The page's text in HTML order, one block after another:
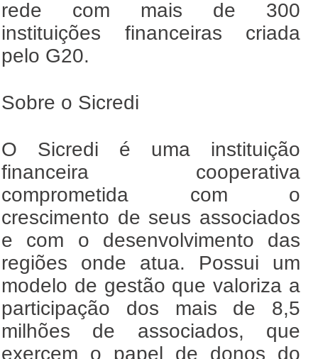
rede com mais de 300
instituições financeiras criada
pelo G20.
Sobre o Sicredi
O Sicredi é uma instituição
financeira cooperativa
comprometida com o
crescimento de seus associados
e com o desenvolvimento das
regiões onde atua. Possui um
modelo de gestão que valoriza a
participação dos mais de 8,5
milhões de associados, que
exercem o papel de donos do